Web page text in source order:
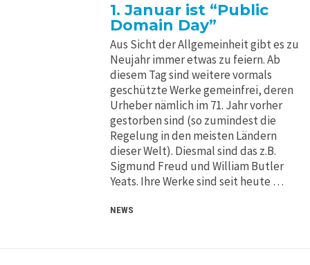
Kontakt
Kontakt
1. Januar ist “Public
Domain Day”
Aus Sicht der Allgemeinheit gibt es zu
Neujahr immer etwas zu feiern. Ab
diesem Tag sind weitere vormals
geschützte Werke gemeinfrei, deren
Urheber nämlich im 71. Jahr vorher
gestorben sind (so zumindest die
Regelung in den meisten Ländern
dieser Welt). Diesmal sind das z.B.
Sigmund Freud und William Butler
Yeats. Ihre Werke sind seit heute …
NEWS